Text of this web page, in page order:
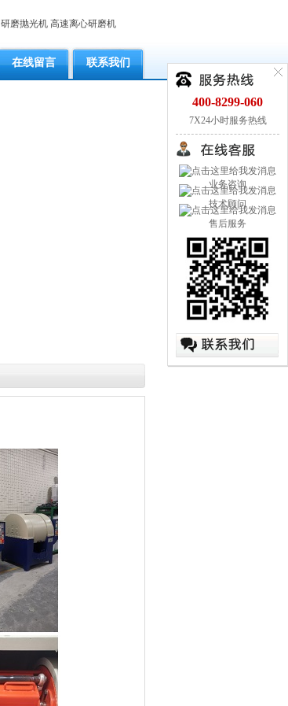
研磨抛光机 高速离心研磨机
在线留言 联系我们
400-8299-060
7X24小时服务热线
业务咨询
技术顾问
售后服务